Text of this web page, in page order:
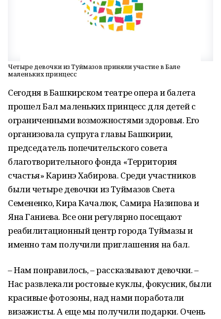
Четыре девочки из Туймазов приняли участие в Бале
маленьких принцесс
Сегодня в Башкирском театре опера и балета
прошел Бал маленьких принцесс для детей с
ограниченными возможностями здоровья. Его
организовала супруга главы Башкирии,
председатель попечительского совета
благотворительного фонда «Территория
счастья» Каринэ Хабирова. Среди участников
были четыре девочки из Туймазов Света
Семененко, Кира Качалюк, Самира Назипова и
Яна Ганиева. Все они регулярно посещают
реабилитационный центр города Туймазы и
именно там получили приглашения на бал.
– Нам понравилось, – рассказывают девочки. –
Нас развлекали ростовые куклы, фокусник, были
красивые фотозоны, над нами поработали
визажисты. А еще мы получили подарки. Очень